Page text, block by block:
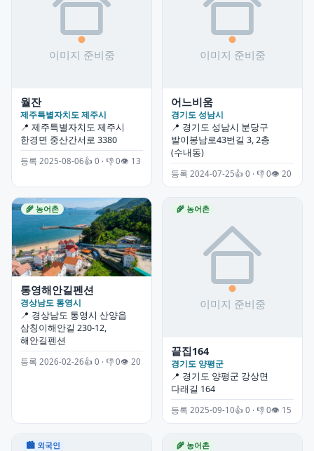
월잔
제주특별자치도 제주시
📍 제주특별자치도 제주시
한경면 중산간서로 3380
등록 2025-08-06👍 0 · 👎 0👁 13
어느비움
경기도 성남시
📍 경기도 성남시 분당구
발이봉남로43번길 3, 2층
(수내동)
등록 2024-07-25👍 0 · 👎 0👁 20
🌾 농어촌
통영해안길펜션
경상남도 통영시
📍 경상남도 통영시 산양읍
삼칭이해안길 230-12,
해안길펜션
등록 2026-02-26👍 0 · 👎 0👁 20
🌾 농어촌
끝집164
경기도 양평군
📍 경기도 양평군 강상면
다래길 164
등록 2025-09-10👍 0 · 👎 0👁 15
🏙 외국인 🌾 농어촌